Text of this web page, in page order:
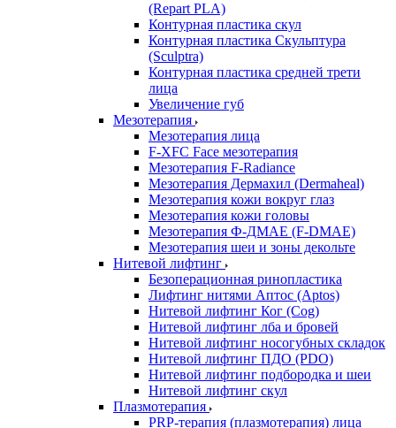
(Repart PLA)
Контурная пластика скул
Контурная пластика Скульптура
(Sculptra)
Контурная пластика средней трети
лица
Увеличение губ
Мезотерапия
Мезотерапия лица
F-XFC Face мезотерапия
Мезотерапия F-Radiance
Мезотерапия Дермахил (Dermaheal)
Мезотерапия кожи вокруг глаз
Мезотерапия кожи головы
Мезотерапия Ф-ДМАЕ (F-DMAE)
Мезотерапия шеи и зоны декольте
Нитевой лифтинг
Безоперационная ринопластика
Лифтинг нитями Аптос (Aptos)
Нитевой лифтинг Ког (Cog)
Нитевой лифтинг лба и бровей
Нитевой лифтинг носогубных складок
Нитевой лифтинг ПДО (PDO)
Нитевой лифтинг подбородка и шеи
Нитевой лифтинг скул
Плазмотерапия
PRP-терапия (плазмотерапия) лица